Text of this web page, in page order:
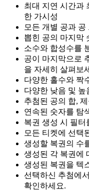
최대 지연 시간과
한 가시성
모든 개별 공과
뽑힌 공의 마지막
소수와 합성수를
공이 마지막으로
을 자세히 살펴보
다양한 홀수와 짝
다양한 낮음 및 높
추첨된 공의 합,
연속된 숫자를 탐
복권 생성 시 필터
모든 티켓에 선택
생성할 복권의 수
생성된 각 복권에
생성된 복권을 텍
선택하신 추첨에
확인하세요.